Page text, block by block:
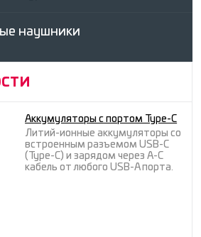
наушники
Аккумуляторы с портом Type-C
Литий-ионные аккумуляторы со
встроенным разъемом USB-C
(Type-C) и зарядом через A-C
кабель от любого USB-A порта.